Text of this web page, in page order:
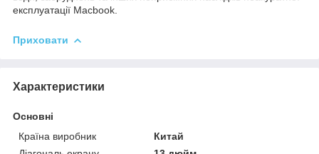
експлуатації Macbook.
Приховати
Характеристики
Основні
Країна виробник
Китай